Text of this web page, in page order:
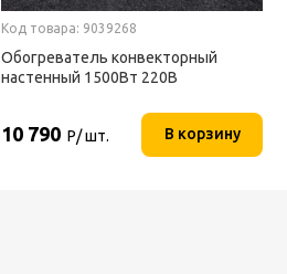
Код товара: 9039268
Обогреватель конвекторный
настенный 1500Вт 220В
10 790 Р/ шт. В корзину